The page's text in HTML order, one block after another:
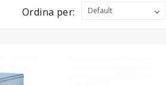
Ordina per: